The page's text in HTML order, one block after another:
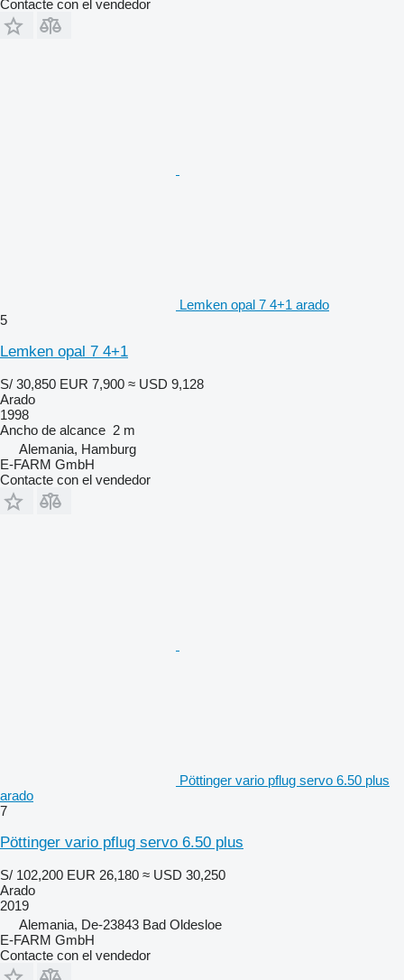
Contacte con el vendedor
Lemken opal 7 4+1 arado
5
Lemken opal 7 4+1
S/ 30,850 EUR 7,900 ≈ USD 9,128
Arado
1998
Ancho de alcance 2 m
Alemania, Hamburg
E-FARM GmbH
Contacte con el vendedor
Pöttinger vario pflug servo 6.50 plus
arado
7
Pöttinger vario pflug servo 6.50 plus
S/ 102,200 EUR 26,180 ≈ USD 30,250
Arado
2019
Alemania, De-23843 Bad Oldesloe
E-FARM GmbH
Contacte con el vendedor